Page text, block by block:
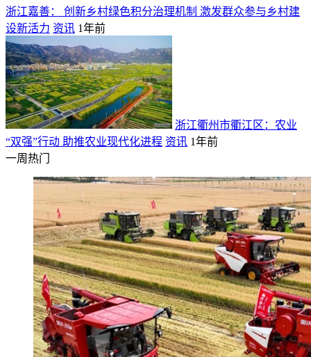
浙江嘉善： 创新乡村绿色积分治理机制 激发群众参与乡村建
设新活力 资讯 1年前
浙江衢州市衢江区：农业
“双强”行动 助推农业现代化进程 资讯 1年前
一周热门